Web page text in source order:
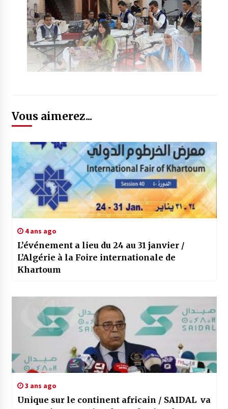
Vous aimerez...
4 ans ago
L’événement a lieu du 24 au 31 janvier /
L’Algérie à la Foire internationale de
Khartoum
3 ans ago
Unique sur le continent africain / SAIDAL va